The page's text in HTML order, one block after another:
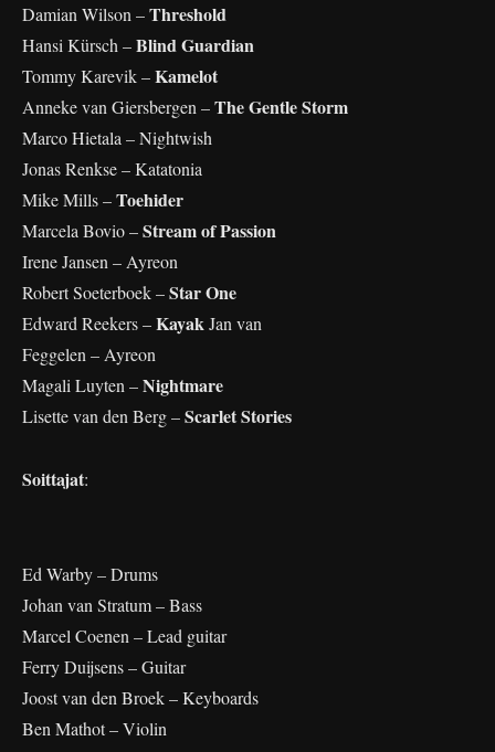
Damian Wilson –Threshold
Hansi Kürsch –Blind Guardian
Tommy Karevik –Kamelot
Anneke van Giersbergen –The Gentle Storm
Marco Hietala – Nightwish
Jonas Renkse – Katatonia
Mike Mills –Toehider
Marcela Bovio –Stream of Passion
Irene Jansen – Ayreon
Robert Soeterboek –Star One
Edward Reekers –KayakJan van
Feggelen – Ayreon
Magali Luyten –Nightmare
Lisette van den Berg –Scarlet Stories
Soittajat:
Ed Warby – Drums
Johan van Stratum – Bass
Marcel Coenen – Lead guitar
Ferry Duijsens – Guitar
Joost van den Broek – Keyboards
Ben Mathot – Violin